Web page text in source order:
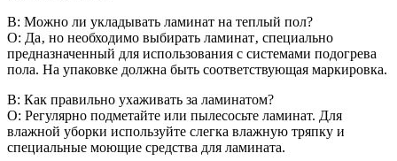
В: Можно ли укладывать ламинат на теплый пол?
О: Да‚ но необходимо выбирать ламинат‚ специально
предназначенный для использования с системами подогрева
пола. На упаковке должна быть соответствующая маркировка.
В: Как правильно ухаживать за ламинатом?
О: Регулярно подметайте или пылесосьте ламинат. Для
влажной уборки используйте слегка влажную тряпку и
специальные моющие средства для ламината.